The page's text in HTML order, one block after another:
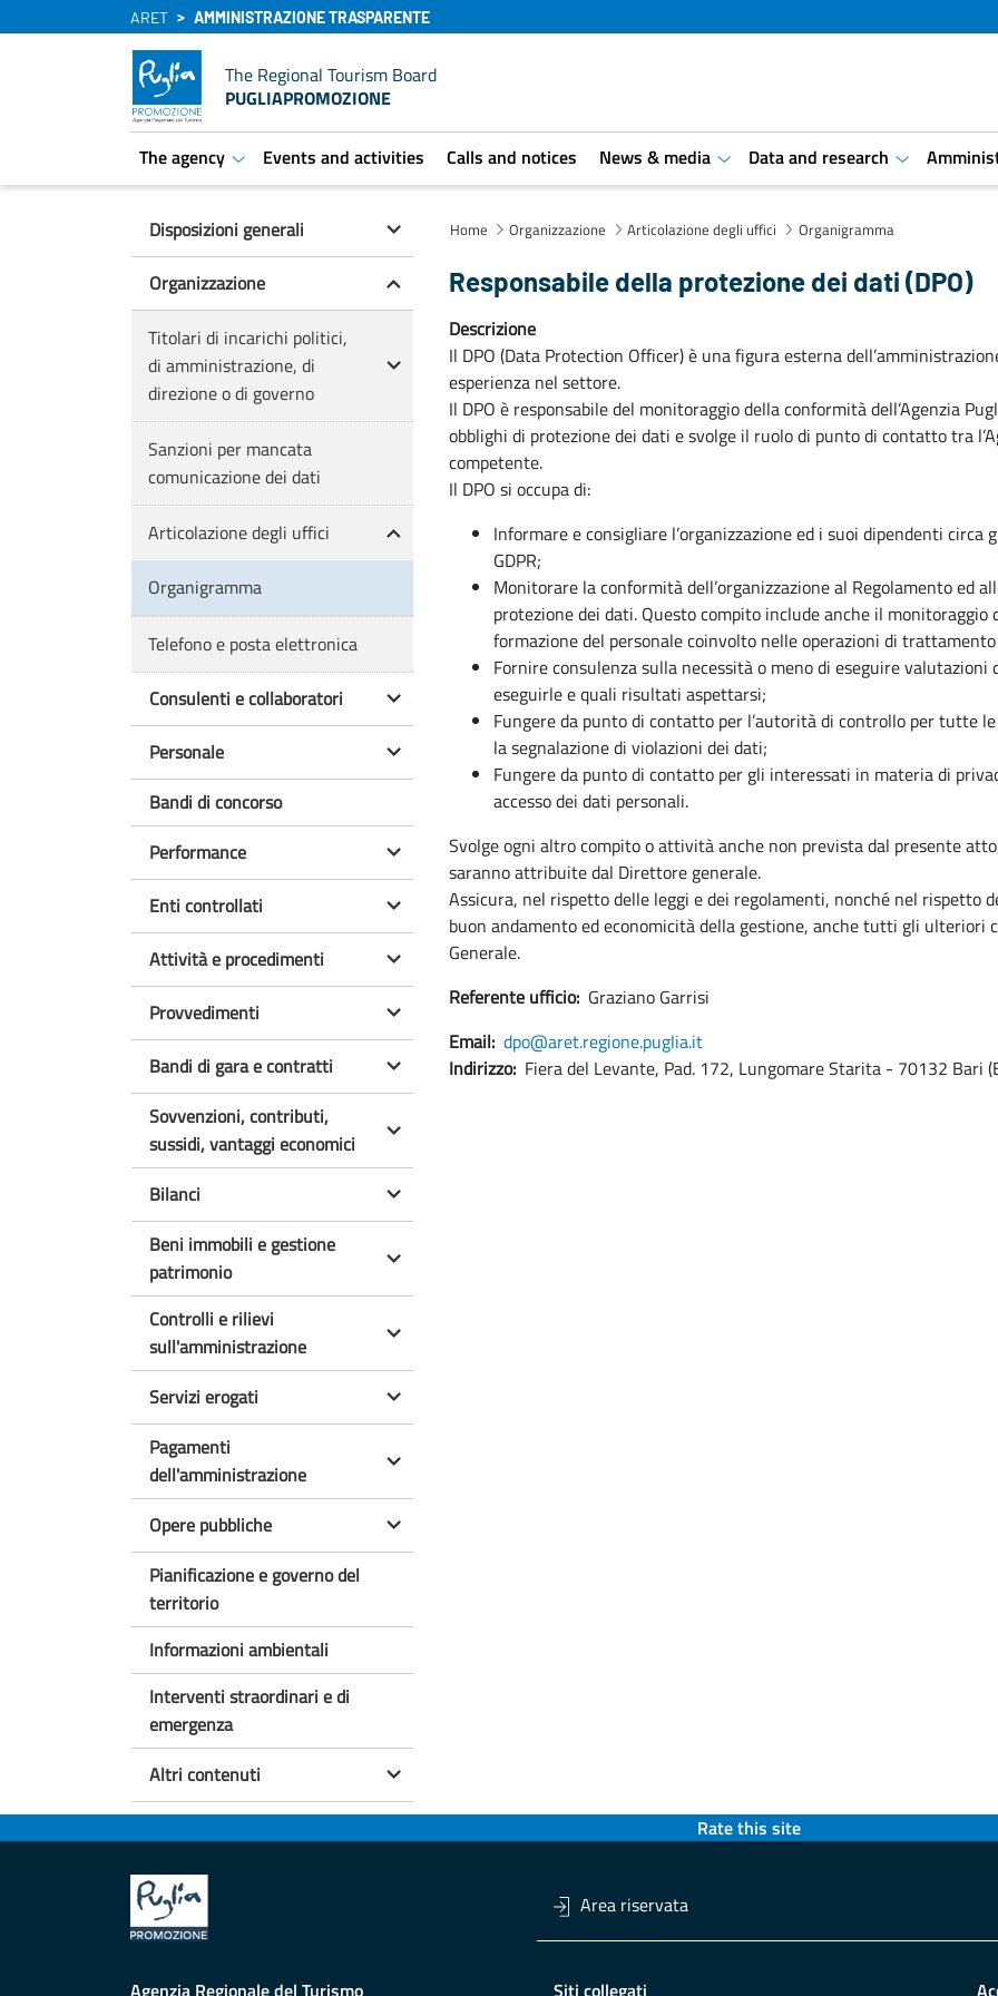
ARET AMMINISTRAZIONE TRASPARENTE
The Regional Tourism Board
PUGLIAPROMOZIONE
The agency
aret.open.submenu
Events and activities Calls and notices News & media
aret.open.submenu
Data and research
Disposizioni generali
Organizzazione
Titolari di incarichi politici,
di amministrazione, di
direzione o di governo
Sanzioni per mancata
comunicazione dei dati
Articolazione degli uffici
Organigramma
Telefono e posta elettronica
Consulenti e collaboratori
Personale
Bandi di concorso
Performance
Enti controllati
Attività e procedimenti
Provvedimenti
Bandi di gara e contratti
Sovvenzioni, contributi,
sussidi, vantaggi economici
Bilanci
Beni immobili e gestione
patrimonio
Controlli e rilievi
sull'amministrazione
Servizi erogati
Pagamenti
dell'amministrazione
Opere pubbliche
Pianificazione e governo del
territorio
Informazioni ambientali
Interventi straordinari e di
emergenza
Altri contenuti
Home Organizzazione Articolazione degli uffici Organigramma
Responsabile della protezione dei dati (DPO)
Descrizione
Il DPO (Data Protection Officer) è una figura esterna
esperienza nel settore.
Il DPO è responsabile del monitoraggio della conformità dell’Agenzia
obblighi di protezione dei dati e svolge il ruolo di punto di contatto tra
competente.
Il DPO si occupa di:
Informare e consigliare l’organizzazione ed i suoi dipendenti
GDPR;
Monitorare la conformità dell’organizzazione al Regolamento ed
protezione dei dati. Questo compito include anche il monitoraggio
formazione del personale coinvolto nelle operazioni di
Fornire consulenza sulla necessità o meno di eseguire valutazioni
eseguirle e quali risultati aspettarsi;
Fungere da punto di contatto per l’autorità di controllo per tutte
la segnalazione di violazioni dei dati;
Fungere da punto di contatto per gli interessati in materia di
accesso dei dati personali.
Svolge ogni altro compito o attività anche non prevista dal presente
saranno attribuite dal Direttore generale.
Assicura, nel rispetto delle leggi e dei regolamenti, nonché nel rispetto
buon andamento ed economicità della gestione, anche tutti gli
Generale.
Referente ufficio: Graziano Garrisi
Email: dpo@aret.regione.puglia.it
Indirizzo: Fiera del Levante, Pad. 172, Lungomare Starita - 70132 Bari
Rate this site
Area riservata
Agenzia Regionale del Turismo Siti collegati